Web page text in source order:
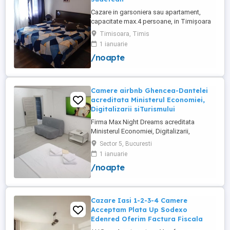
Cazare in garsoniera sau apartament,
capacitate max.4 persoane, in Timișoara
la 2 km de Spitalul Judetean. (la doua
strazi)de zona Calea Buziasului
Lic.Electrotimis si la 2 km de Mosnita
Noua Centura. PARCARE. Situat la et.1 al
+wifi , frigider, mașină spălat, ...
Timisoara, Timis
1 ianuarie
/noapte
Camere airbnb Ghencea-Dantelei
acreditata Ministerul Economiei,
Digitalizarii siTurismului
Firma Max Night Dreams acreditata
Ministerul Economiei, Digitalizarii,
Antreprenoriatului si Turismului închiriază
in regim hotelier in zona Drumul Taberei -
Ghencea diferite tipuri de camere Camera
single cu o suprafață totală de 16mp
cu o suprafață totală de ...
Sector 5, Bucuresti
1 ianuarie
/noapte
Cazare Iasi 1-2-3-4 Camere
Acceptam Plata Up Sodexo
Edenred Oferim Factura Fiscala